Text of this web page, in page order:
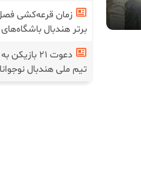
زمان قرعه‌کشی
برتر هندبال
دعوت ۲۱
تیم ملی هندبال